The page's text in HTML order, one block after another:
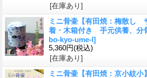
[在庫あり]
ミニ骨壷【有田焼：梅散し
着・木箱付き 手元供養、
bo-kyo-ume-l]
5,360円(税込)
[在庫あり]
ミニ骨壷【有田焼：京小紋小